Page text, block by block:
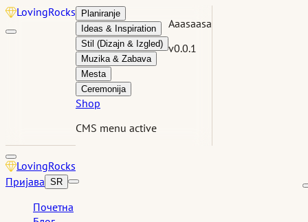
LovingRocks
Planiranje
Ideas & Inspiration
Stil (Dizajn & Izgled)
Muzika & Zabava
Mesta
Ceremonija
Shop
CMS menu active
Aaasaasa
v0.0.1
LovingRocks
Пријава SR
Почетна